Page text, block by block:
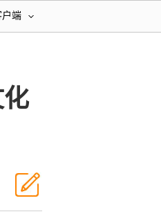
户端